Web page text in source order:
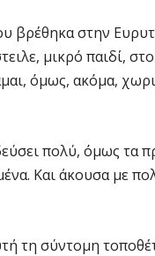
βρέθηκα στην
μικρό παιδί,
όμως, ακόμα,
πολύ, όμως τα
Και άκουσα με
τη σύντομη